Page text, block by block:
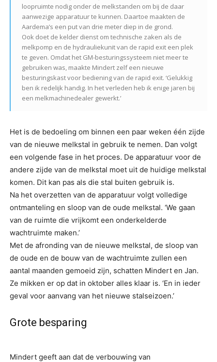
loopruimte nodig onder de melkstanden om bij de daar
aanwezige apparatuur te kunnen. Daartoe maakten de
Aardema’s een put van drie meter diep in de grond.
Ook doet de kelder dienst om technische zaken als de
melkpomp en de hydrauliekunit van de rapid exit een plek
te geven. Omdat het GM-besturingssysteem niet meer te
gebruiken was, maakte Mindert zelf een nieuwe
besturingskast voor bediening van de rapid exit. ‘Gelukkig
ben ik redelijk handig. In het verleden heb ik enige jaren bij
een melkmachinedealer gewerkt.’
Het is de bedoeling om binnen een paar weken één zijde
van de nieuwe melkstal in gebruik te nemen. Dan volgt
een volgende fase in het proces. De apparatuur voor de
andere zijde van de melkstal moet uit de huidige melkstal
komen. Dit kan pas als die stal buiten gebruik is.
Na het overzetten van de apparatuur volgt volledige
ontmanteling en sloop van de oude melkstal. ‘We gaan
van de ruimte die vrijkomt een onderkelderde
wachtruimte maken.’
Met de afronding van de nieuwe melkstal, de sloop van
de oude en de bouw van de wachtruimte zullen een
aantal maanden gemoeid zijn, schatten Mindert en Jan.
Ze mikken er op dat in oktober alles klaar is. ‘En in ieder
geval voor aanvang van het nieuwe stalseizoen.’
Grote besparing
Mindert geeft aan dat de verbouwing van